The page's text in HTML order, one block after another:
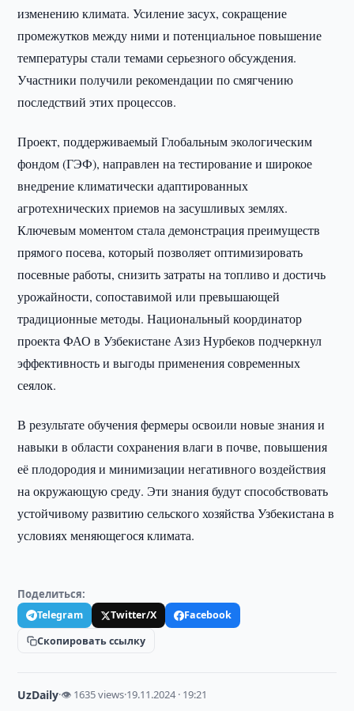
изменению климата. Усиление засух, сокращение
промежутков между ними и потенциальное повышение
температуры стали темами серьезного обсуждения.
Участники получили рекомендации по смягчению
последствий этих процессов.
Проект, поддерживаемый Глобальным экологическим
фондом (ГЭФ), направлен на тестирование и широкое
внедрение климатически адаптированных
агротехнических приемов на засушливых землях.
Ключевым моментом стала демонстрация преимуществ
прямого посева, который позволяет оптимизировать
посевные работы, снизить затраты на топливо и достичь
урожайности, сопоставимой или превышающей
традиционные методы. Национальный координатор
проекта ФАО в Узбекистане Азиз Нурбеков подчеркнул
эффективность и выгоды применения современных
сеялок.
В результате обучения фермеры освоили новые знания и
навыки в области сохранения влаги в почве, повышения
её плодородия и минимизации негативного воздействия
на окружающую среду. Эти знания будут способствовать
устойчивому развитию сельского хозяйства Узбекистана в
условиях меняющегося климата.
Поделиться:
Telegram Twitter/X
Facebook
Скопировать ссылку
UzDaily·👁 1635 views·19.11.2024 · 19:21